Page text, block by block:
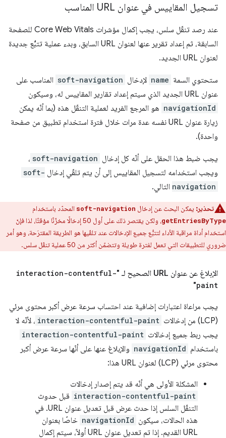
تسجيل المقاييس في عنوان URL المناسب
عند رصد تنقّل سلس، يجب إكمال مؤشرات Core Web Vitals للصفحة
السابقة، ثم إعداد تقرير عنها لعنوان URL السابق، وبدء عملية تتبُّع جديدة
لعنوان URL الجديد.
ستحتوي السمة name لإدخال soft-navigation المناسب على
عنوان URL الجديد الذي سيتم إعداد تقارير المقاييس له، وسيكون
navigationId هو المرجع الفريد لعملية التنقّل هذه (بما أنّه يمكن
زيارة عنوان URL نفسه عدة مرات خلال فترة استخدام تطبيق من صفحة
واحدة).
يجب ضبط هذا الحقل على أنّه كل إدخال soft-navigation ،
ويجب استخدامه لتسجيل المقاييس إلى أن يتم تلقّي إدخال soft-
navigation التالي.
تحذير: يمكن البحث عن إدخال soft-navigation المحدّد باستخدام
getEntriesByType
، ولكن يقتصر ذلك على أول 50 إدخالًا مخزّنًا مؤقتًا، لذا فإنّ
استخدام أداة مراقبة الأداء لتتبُّع جميع الإدخالات عند تلقّيها هو الطريقة المقترَحة، وهو أمر
ضروري للتطبيقات التي تعمل لفترة طويلة وتتضمّن أكثر من 50 عملية تنقّل سلس.
الإبلاغ عن عنوان URL الصحيح لـ "
interaction-contentful-
paint
"
يجب مراعاة اعتبارات إضافية عند احتساب سرعة عرض أكبر محتوى مرئي
(LCP) من إدخالات
interaction-contentful-paint ، لأنّه لا
يجب ربط جميع إدخالات interaction-contentful-paint
باستخدام navigationId والإبلاغ عنها على أنّها سرعة عرض أكبر
محتوى مرئي (LCP) لعنوان URL هذا:
المشكلة الأولى هي أنّه قد يتم إصدار إدخالات
interaction-contentful-paint قبل حدوث
التنقّل السلس إذا حدث عرض قبل تعديل عنوان URL. في
هذه الحالات، سيكون navigationId خاصًا بعنوان
URL القديم. إذا تم تعديل عنوان URL أولاً، سيتم إكمال